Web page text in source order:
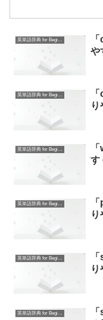
英単語辞典 for Beginners
や
英単語辞典 for Beginners
英単語辞典 for Beginners
す
英単語辞典 for Beginners
英単語辞典 for Beginners
英単語辞典 for Beginners